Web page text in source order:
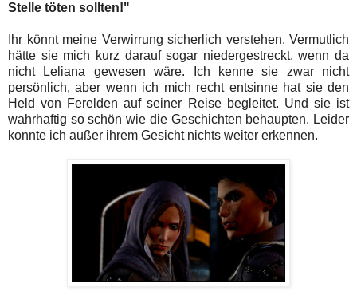
Stelle töten sollten!"
Ihr könnt meine Verwirrung sicherlich verstehen. Vermutlich
hätte sie mich kurz darauf sogar niedergestreckt, wenn da
nicht Leliana gewesen wäre. Ich kenne sie zwar nicht
persönlich, aber wenn ich mich recht entsinne hat sie den
Held von Ferelden auf seiner Reise begleitet. Und sie ist
wahrhaftig so schön wie die Geschichten behaupten. Leider
konnte ich außer ihrem Gesicht nichts weiter erkennen.